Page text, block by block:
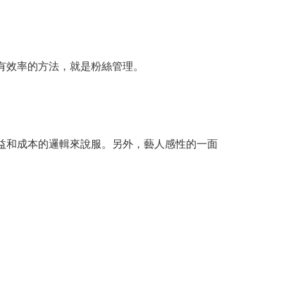
率的方法，就是粉絲管理。
成本的邏輯來說服。另外，藝人感性的一面